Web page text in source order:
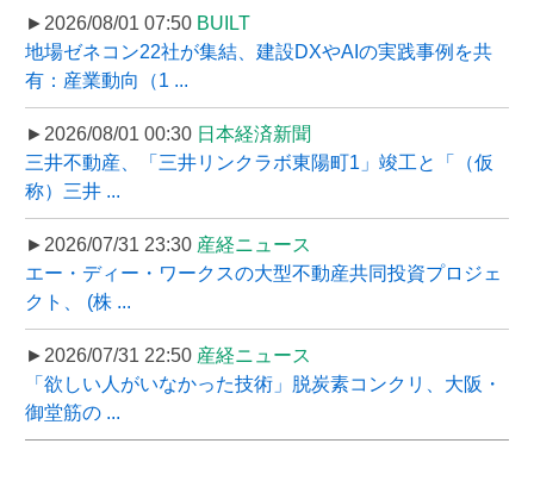
►2026/08/01 07:50 BUILT
地場ゼネコン22社が集結、建設DXやAIの実践事例を共
有：産業動向（1 ...
►2026/08/01 00:30 日本経済新聞
三井不動産、「三井リンクラボ東陽町1」竣工と「（仮
称）三井 ...
►2026/07/31 23:30 産経ニュース
エー・ディー・ワークスの大型不動産共同投資プロジェ
クト、 (株 ...
►2026/07/31 22:50 産経ニュース
「欲しい人がいなかった技術」脱炭素コンクリ、大阪・
御堂筋の ...